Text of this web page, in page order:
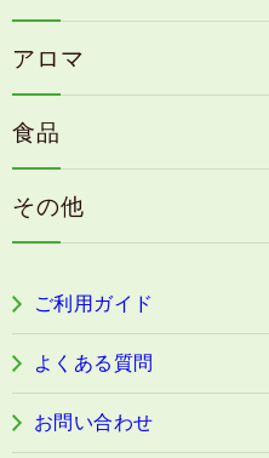
リリィジュミスト
リリィジュサプリ
毛歓
ヘアケアその他
天の葉健康緑茶
カイアポシリーズ
速感伝統香醋
古家のにんにく
目の疲労感・首肩に感じる負
阿波晩茶
うる肌箋
フェミールホワイトNKB
アロマ
浦上式アロマシリーズ
色彩マスク
食品
その他
ご利用ガイド
よくある質問
お問い合わせ